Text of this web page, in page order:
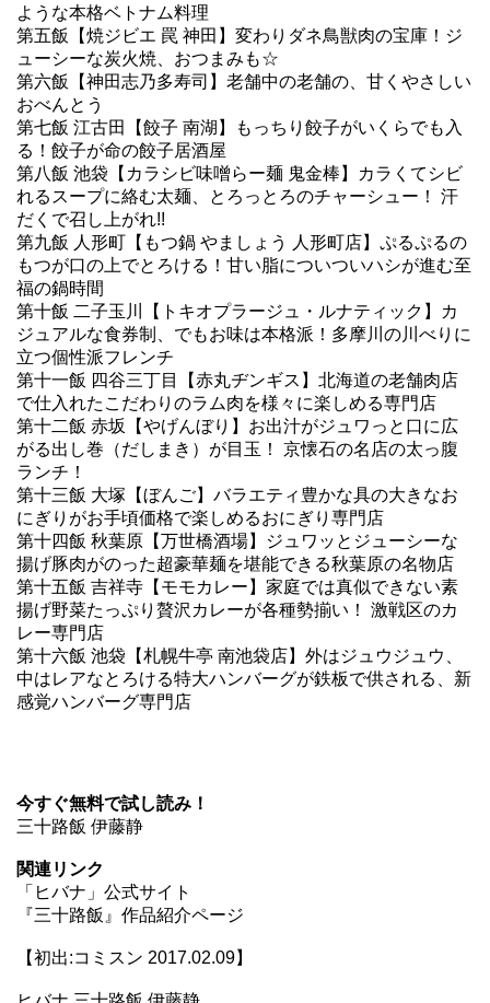
ような本格ベトナム料理
第五飯【焼ジビエ 罠 神田】変わりダネ鳥獣肉の宝庫！ジ
ューシーな炭火焼、おつまみも☆
第六飯【神田志乃多寿司】老舗中の老舗の、甘くやさしい
おべんとう
第七飯 江古田【餃子 南湖】もっちり餃子がいくらでも入
る！餃子が命の餃子居酒屋
第八飯 池袋【カラシビ味噌らー麺 鬼金棒】カラくてシビ
れるスープに絡む太麺、とろっとろのチャーシュー！ 汗
だくで召し上がれ!!
第九飯 人形町【もつ鍋 やましょう 人形町店】ぷるぷるの
もつが口の上でとろける！甘い脂についついハシが進む至
福の鍋時間
第十飯 二子玉川【トキオプラージュ・ルナティック】カ
ジュアルな食券制、でもお味は本格派！多摩川の川べりに
立つ個性派フレンチ
第十一飯 四谷三丁目【赤丸ヂンギス】北海道の老舗肉店
で仕入れたこだわりのラム肉を様々に楽しめる専門店
第十二飯 赤坂【やげんぼり】お出汁がジュワっと口に広
がる出し巻（だしまき）が目玉！ 京懐石の名店の太っ腹
ランチ！
第十三飯 大塚【ぼんご】バラエティ豊かな具の大きなお
にぎりがお手頃価格で楽しめるおにぎり専門店
第十四飯 秋葉原【万世橋酒場】ジュワッとジューシーな
揚げ豚肉がのった超豪華麺を堪能できる秋葉原の名物店
第十五飯 吉祥寺【モモカレー】家庭では真似できない素
揚げ野菜たっぷり贅沢カレーが各種勢揃い！ 激戦区のカ
レー専門店
第十六飯 池袋【札幌牛亭 南池袋店】外はジュウジュウ、
中はレアなとろける特大ハンバーグが鉄板で供される、新
感覚ハンバーグ専門店
今すぐ無料で試し読み！
三十路飯 伊藤静
関連リンク
「ヒバナ」公式サイト
『三十路飯』作品紹介ページ
【初出:コミスン 2017.02.09】